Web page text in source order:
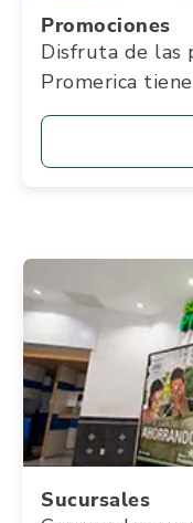
Promociones
Disfruta de las
Promerica
Sucursales